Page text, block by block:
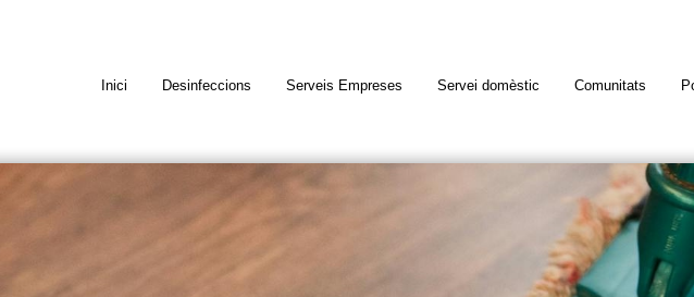
Inici Desinfeccions Serveis Empreses Servei domèstic Comunitats